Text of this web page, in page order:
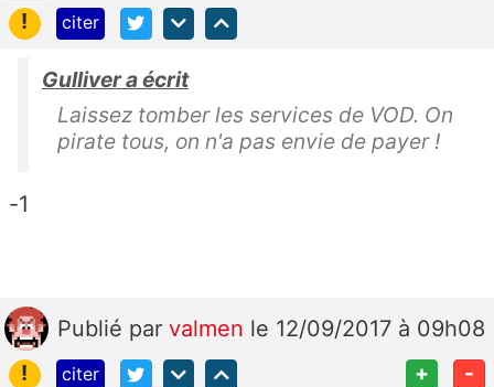
!
citer
Gulliver a écrit
Laissez tomber les services de VOD. On
pirate tous, on n'a pas envie de payer !
-1
Publié par valmen le 12/09/2017 à 09h08
!
citer + -